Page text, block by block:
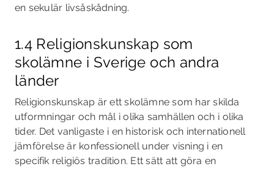
en sekulär livsåskådning.
1.4 Religionskunskap som
skolämne i Sverige och andra
länder
Religionskunskap är ett skolämne som har skilda
utformningar och mål i olika samhällen och i olika
tider. Det vanligaste i en historisk och internationell
jämförelse är konfessionell under­ visning i en
specifik religiös tradition. Ett sätt att göra en